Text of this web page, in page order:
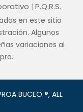
P.Q.R.S.
en este sitio
Algunos
variaciones al
BUCEO ®, ALL